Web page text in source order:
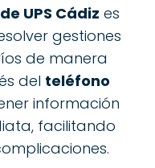
UPS Cádiz es
gestiones
de manera
del teléfono
información
facilitando